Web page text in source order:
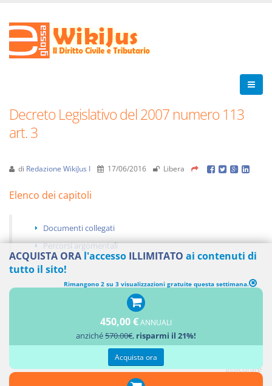
Decreto Legislativo del 2007 numero 113
art. 3
di Redazione WikiJus I 17/06/2016 Libera
Elenco dei capitoli
Documenti collegati
Percorsi argomentali
(abrogato) TUTELA DEL LAVORO E VIGILANZA IN MATERIA DI
assicurare
ACQUISTA ORA l'accesso ILLIMITATO ai contenuti di
tutto il sito!
Rimangono 2 su 3 visualizzazioni gratuite questa settimana.
450,00 €ANNUALI
anziché570.00€, risparmi il 21%!
Acquista ora